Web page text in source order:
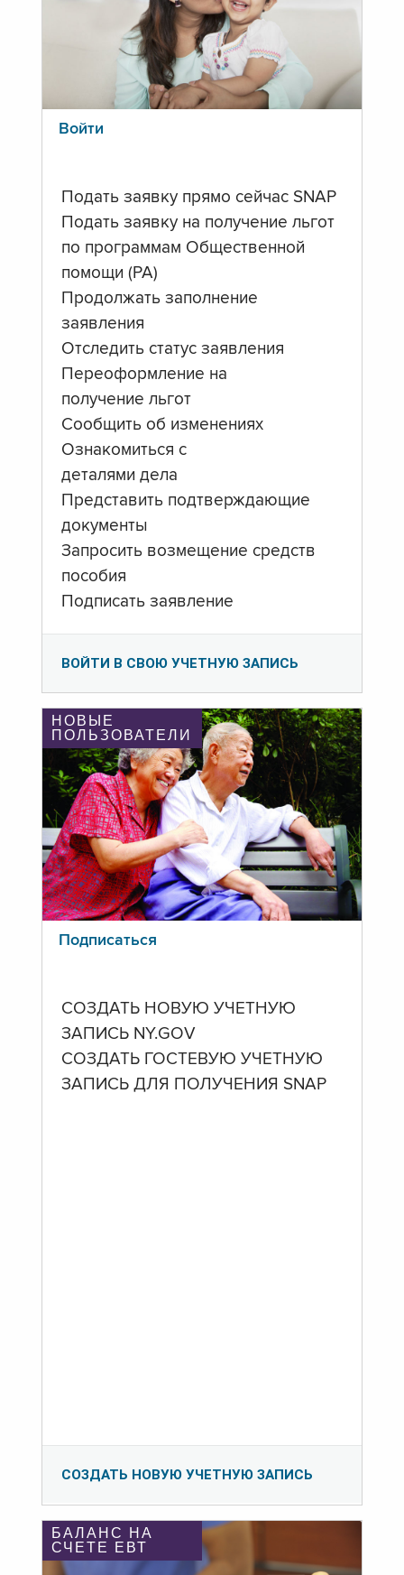
Войти
Подать заявку прямо сейчас SNAP
Подать заявку на получение льгот
по программам Общественной
помощи (PA)
Продолжать заполнение
заявления
Отследить статус заявления
Переоформление на
получение льгот
Сообщить об изменениях
Ознакомиться с
деталями дела
Представить подтверждающие
документы
Запросить возмещение средств
пособия
Подписать заявление
ВОЙТИ В СВОЮ УЧЕТНУЮ ЗАПИСЬ
НОВЫЕ
ПОЛЬЗОВАТЕЛИ
Подписаться
СОЗДАТЬ НОВУЮ УЧЕТНУЮ
ЗАПИСЬ NY.GOV
СОЗДАТЬ ГОСТЕВУЮ УЧЕТНУЮ
ЗАПИСЬ ДЛЯ ПОЛУЧЕНИЯ SNAP
СОЗДАТЬ НОВУЮ УЧЕТНУЮ ЗАПИСЬ
БАЛАНС НА
СЧЕТЕ ЕВТ